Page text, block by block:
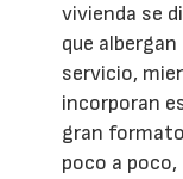
vivienda se
que
servicio,
incorporan
gran
poco a